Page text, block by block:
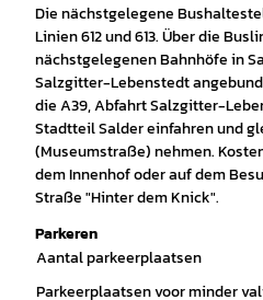
Die nächstgelegene
Linien 612 und 613. Über die
nächstgelegenen Bahnhöfe in
Salzgitter-Lebenstedt
die A39, Abfahrt Salzgitter-
Stadtteil Salder einfahren und
(Museumstraße) nehmen.
dem Innenhof oder auf dem
Straße "Hinter dem Knick".
Parkeren
Aantal parkeerplaatsen
Parkeerplaatsen voor minder